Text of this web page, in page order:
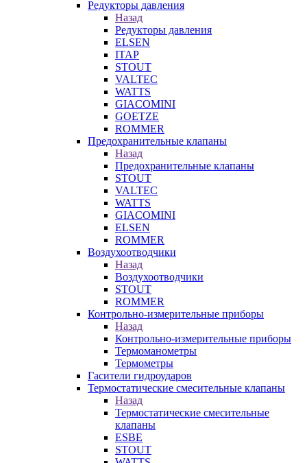
Редукторы давления
Назад
Редукторы давления
ELSEN
ITAP
STOUT
VALTEC
WATTS
GIACOMINI
GOETZE
ROMMER
Предохранительные клапаны
Назад
Предохранительные клапаны
STOUT
VALTEC
WATTS
GIACOMINI
ELSEN
ROMMER
Воздухоотводчики
Назад
Воздухоотводчики
STOUT
ROMMER
Контрольно-измерительные приборы
Назад
Контрольно-измерительные приборы
Термоманометры
Термометры
Гасители гидроударов
Термостатические смесительные клапаны
Назад
Термостатические смесительные
клапаны
ESBE
STOUT